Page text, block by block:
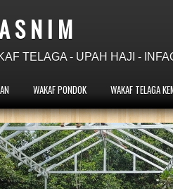
S N I M
TELAGA - UPAH HAJI -
WAKAF PONDOK WAKAF TELAGA